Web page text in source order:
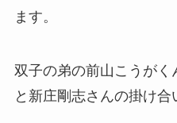
ます。
双子の弟の前山こうがく
と新庄剛志さんの掛け合